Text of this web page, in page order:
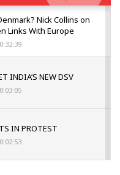
Nick Collins on
Links With Europe
INDIA’S NEW DSV
IN PROTEST